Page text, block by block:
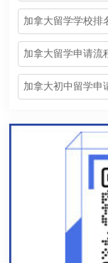
加拿大留学学校排
加拿大留学申请流
加拿大初中留学申